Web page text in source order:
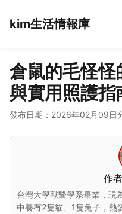
kim生活情報庫
倉鼠的毛怪
與實用照護指
發布日期：2026年02月09日
作
台灣大學獸醫學系畢業，現
中養有2隻貓、1隻兔子，熱